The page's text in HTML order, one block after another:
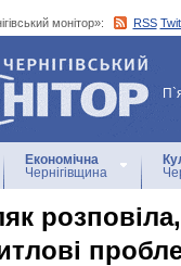
монітор»: RSS
монітор»
Економічна
Чернігівщина